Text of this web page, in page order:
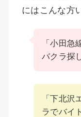
にはこんな方
「小田急
バクラ探
「下北沢
ラでバイ